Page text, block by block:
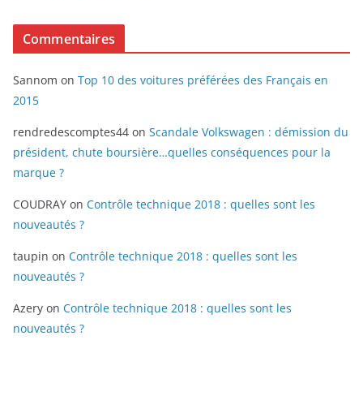
Commentaires
Sannom on Top 10 des voitures préférées des Français en
2015
rendredescomptes44 on Scandale Volkswagen : démission du
président, chute boursière…quelles conséquences pour la
marque ?
COUDRAY on Contrôle technique 2018 : quelles sont les
nouveautés ?
taupin on Contrôle technique 2018 : quelles sont les
nouveautés ?
Azery on Contrôle technique 2018 : quelles sont les
nouveautés ?